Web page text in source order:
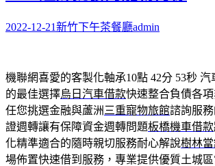
2022-12-21新竹下午茶餐廳admin
機聯網喜愛的客製化軸承10點 42分 53秒 汽
的最佳選擇烏日汽車借款快速整合負債各
任您挑選金融與蘆洲 三重寵物旅館諮詢服
證週轉讓有保障資金週轉問題板橋機車借款
化精準適合的隨時親切服務耐心解說樹林
場佈置快速借到服務，專業提供優質土城